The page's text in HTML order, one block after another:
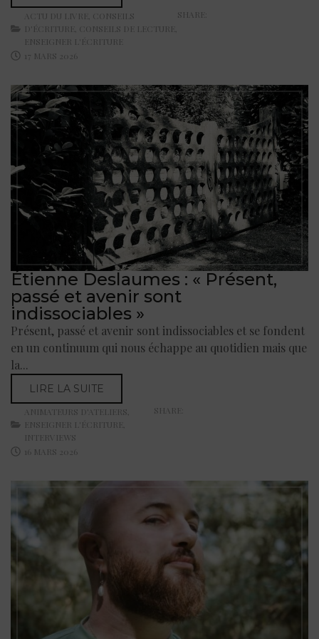
ACTU DU LIVRE
CONSEILS
D'ÉCRITURE
CONSEILS DE LECTURE
ENSEIGNER L'ÉCRITURE
17 MARS 2026
SHARE:
Étienne Deslaumes : « Présent,
passé et avenir sont
indissociables »
Présent, passé et avenir sont indissociables et se fondent
en un continuum qui nous échappe au quotidien mais que
la...
LIRE LA SUITE
ANIMATEURS D'ATELIERS,
ENSEIGNER L'ÉCRITURE ,
INTERVIEWS
16 MARS 2026
SHARE: